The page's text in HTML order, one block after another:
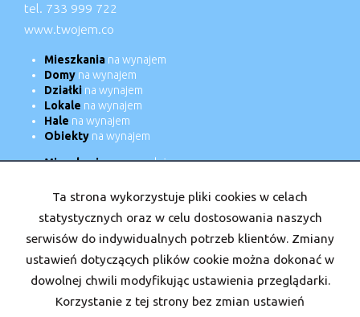
tel. 733 999 722
www.twojem.co
Mieszkania na wynajem
Domy na wynajem
Działki na wynajem
Lokale na wynajem
Hale na wynajem
Obiekty na wynajem
Mieszkaniana sprzedaż
Działkina sprzedaż
Halena sprzedaż
Obiektyna sprzedaż
Strona główna Nasi doradcy Kariera Kontakt Kup
Ta strona wykorzystuje pliki cookies w celach
statystycznych oraz w celu dostosowania naszych
serwisów do indywidualnych potrzeb klientów. Zmiany
ustawień dotyczących plików cookie można dokonać w
dowolnej chwili modyfikując ustawienia przeglądarki.
Korzystanie z tej strony bez zmian ustawień